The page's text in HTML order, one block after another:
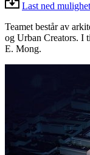
Last ned
Teamet består av
og Urban Creators. I
E. Mong.